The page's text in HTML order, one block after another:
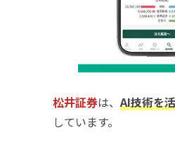
松井証券は、AI技術を
しています。